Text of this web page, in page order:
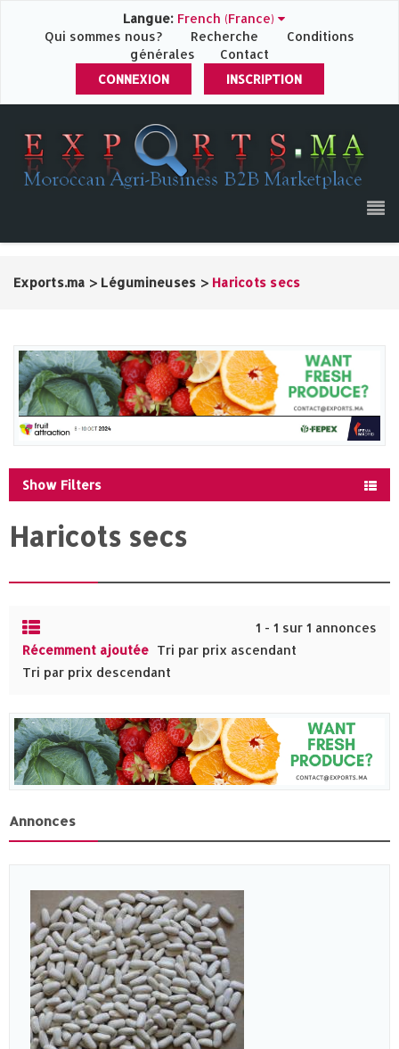
Langue: French (France)
Qui sommes nous?
Recherche
Conditions
générales
Contact
CONNEXION
INSCRIPTION
Exports.ma > Légumineuses > Haricots secs
Show Filters
Haricots secs
1 - 1 sur 1 annonces
Récemment ajoutée Tri par prix ascendant
Tri par prix descendant
Annonces